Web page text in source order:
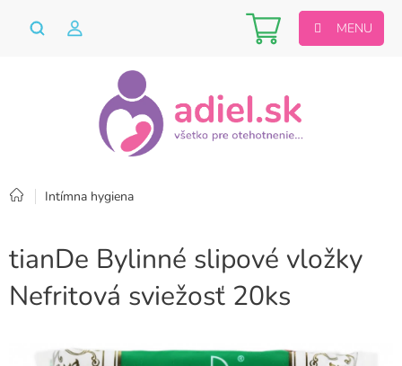
Nákupný
košík
Domov
Intímna hygiena
tianDe Bylinné slipové vložky
Nefritová sviežosť 20ks